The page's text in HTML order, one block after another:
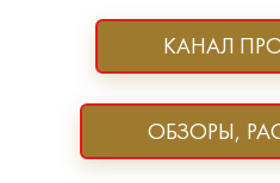
КАНАЛ
ОБЗОРЫ,